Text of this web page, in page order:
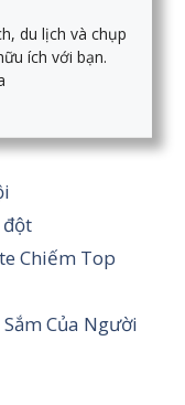
du lịch và chụp
ích với bạn.
đột
Chiếm Top
Của Người